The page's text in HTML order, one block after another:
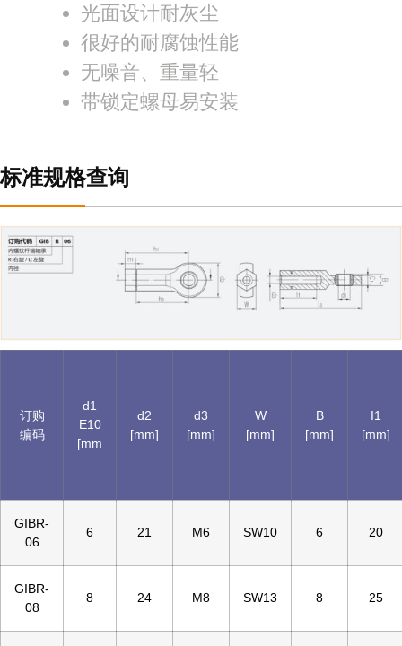
光面设计耐灰尘
很好的耐腐蚀性能
无噪音、重量轻
带锁定螺母易安装
标准规格查询
订购
编码
d1
E10
[mm
d2
[mm]
d3
[mm]
W
[mm]
B
[mm]
I1
[mm]
GIBR-
06
6 21 M6 SW10 6 20
GIBR-
08
8 24 M8 SW13 8 25